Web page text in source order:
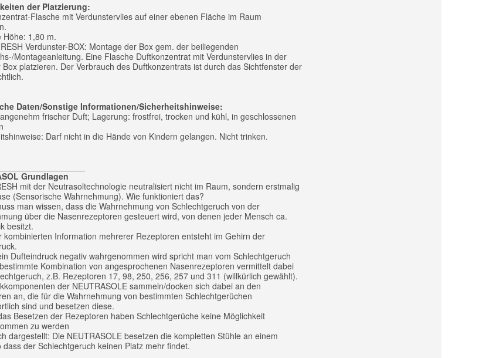
der Platzierung:
Flasche mit Verdunstervlies auf einer ebenen Fläche im Raum
Höhe: 1,80 m.
Verdunster-BOX: Montage der Box gem. der beiliegenden
Montageanleitung. Eine Flasche Duftkonzentrat mit Verdunstervlies in der
Box platzieren. Der Verbrauch des Duftkonzentrats ist durch das Sichtfenster der
Daten/Sonstige Informationen/Sicherheitshinweise:
frischer Duft; Lagerung: frostfrei, trocken und kühl, in geschlossenen
Darf nicht in die Hände von Kindern gelangen. Nicht trinken.
Grundlagen
mit der Neutrasoltechnologie neutralisiert nicht im Raum, sondern erstmalig
(Sensorische Wahrnehmung). Wie funktioniert das?
man wissen, dass die Wahrnehmung von Schlechtgeruch von der
über die Nasenrezeptoren gesteuert wird, von denen jeder Mensch ca.
besitzt.
kombinierten Information mehrerer Rezeptoren entsteht im Gehirn der
Dufteindruck negativ wahrgenommen wird spricht man vom Schlechtgeruch
Kombination von angesprochenen Nasenrezeptoren vermittelt dabei
z.B. Rezeptoren 17, 98, 250, 256, 257 und 311 (willkürlich gewählt).
der NEUTRASOLE sammeln/docken sich dabei an den
an, die für die Wahrnehmung von bestimmten Schlechtgerüchen
sind und besetzen diese.
Besetzen der Rezeptoren haben Schlechtgerüche keine Möglichkeit
zu werden
dargestellt: Die NEUTRASOLE besetzen die kompletten Stühle an einem
dass der Schlechtgeruch keinen Platz mehr findet.